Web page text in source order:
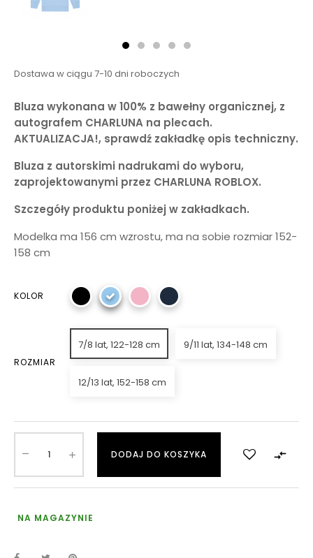
Dostawa w ciągu 7-10 dni roboczych
Bluza wykonana w 100% z bawełny organicznej, z
autografem CHARLUNA na plecach.
AKTUALIZACJA!, sprawdź zakładkę opis techniczny.
Bluza z autorskimi nadrukami do wyboru,
zaprojektowanymi przez CHARLUNA ROBLOX.
Szczegóły produktu poniżej w zakładkach.
Modelka ma 156 cm wzrostu, ma na sobie rozmiar 152-
158 cm
KOLOR
ROZMIAR
7/8 lat, 122-128 cm 9/11 lat, 134-148 cm
12/13 lat, 152-158 cm
DODAJ DO KOSZYKA 
NA MAGAZYNIE